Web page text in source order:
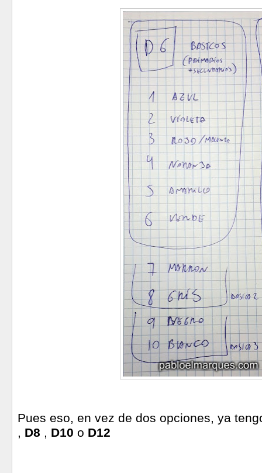
Pues eso, en vez de dos opciones, ya
, D8 , D10 o D12